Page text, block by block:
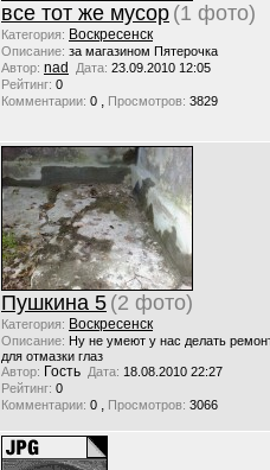
все тот же мусор (1 фото)
Категория: Воскресенск
Описание: за магазином Пятерочка
Автор: nad Дата: 23.09.2010 12:05
Рейтинг: 0
Комментарии: 0 , Просмотров: 3829
Пушкина 5 (2 фото)
Категория: Воскресенск
Описание: Ну не умеют у нас делать
для отмазки глаз
Автор: Гость Дата: 18.08.2010 22:27
Рейтинг: 0
Комментарии: 0 , Просмотров: 3066